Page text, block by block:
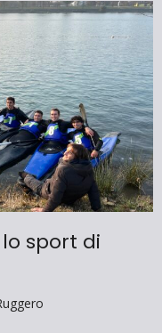
sport di